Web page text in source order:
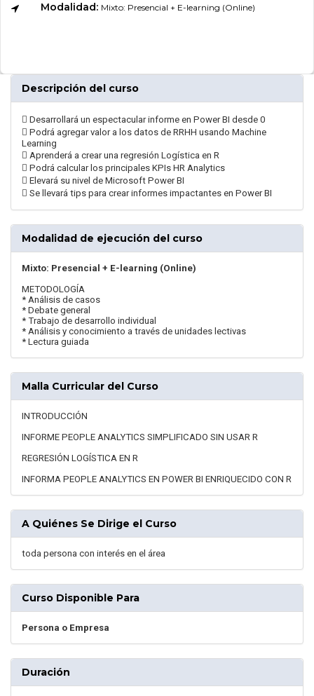
Modalidad: Mixto: Presencial + E-learning (Online)
Descripción del curso
 Desarrollará un espectacular informe en Power BI desde 0
 Podrá agregar valor a los datos de RRHH usando Machine
Learning
 Aprenderá a crear una regresión Logística en R
 Podrá calcular los principales KPIs HR Analytics
 Elevará su nivel de Microsoft Power BI
 Se llevará tips para crear informes impactantes en Power BI
Modalidad de ejecución del curso
Mixto: Presencial + E-learning (Online)
METODOLOGÍA
* Análisis de casos
* Debate general
* Trabajo de desarrollo individual
* Análisis y conocimiento a través de unidades lectivas
* Lectura guiada
Malla Curricular del Curso
INTRODUCCIÓN
INFORME PEOPLE ANALYTICS SIMPLIFICADO SIN USAR R
REGRESIÓN LOGÍSTICA EN R
INFORMA PEOPLE ANALYTICS EN POWER BI ENRIQUECIDO CON R
A Quiénes Se Dirige el Curso
toda persona con interés en el área
Curso Disponible Para
Persona o Empresa
Duración